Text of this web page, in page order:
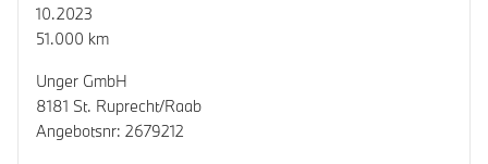
10.2023
51.000 km
Unger GmbH
8181 St. Ruprecht/Raab
Angebotsnr: 2679212